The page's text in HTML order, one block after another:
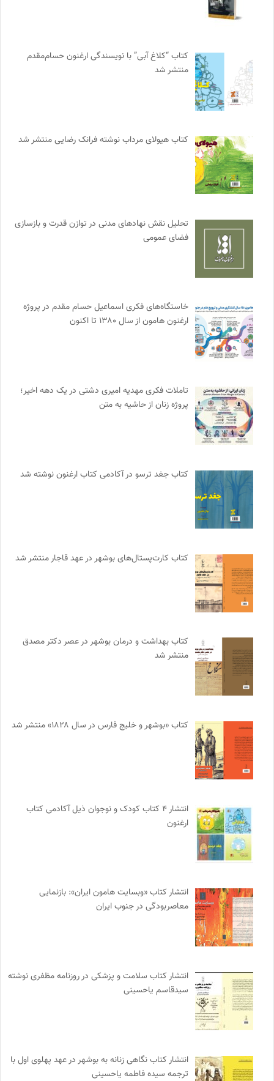
کتاب “کلاغ آبی” با نویسندگی ارغنون حسام‌مقدم
منتشر شد
کتاب هیولای مرداب نوشته فرانک رضایی منتشر شد
تحلیل نقش نهادهای مدنی در توازن قدرت و بازسازی
فضای عمومی
خاستگاه‌های فکری اسماعیل حسام مقدم در پروژه
ارغنون هامون از سال ۱۳۸۰ تا اکنون
تاملات فکری مهدیه امیری دشتی در یک دهه اخیر؛
پروژه زنان از حاشیه به متن
کتاب جغد ترسو در آکادمی کتاب ارغنون نوشته شد
کتاب کارت‌پستال‌های بوشهر در عهد قاجار منتشر شد
کتاب بهداشت و درمان بوشهر در عصر دکتر مصدق
منتشر شد
کتاب «بوشهر و خلیج فارس در سال ۱۸۲۸» منتشر شد
انتشار ۴ کتاب کودک و نوجوان ذیل آکادمی کتاب
ارغنون
انتشار کتاب «وبسایت هامون ایران»: بازنمایی
معاصربودگی در جنوب ایران
انتشار کتاب سلامت و پزشکی در روزنامه مظفری نوشته
سیدقاسم یاحسینی
انتشار کتاب نگاهی زنانه به بوشهر در عهد پهلوی اول با
ترجمه سیده فاطمه یاحسینی